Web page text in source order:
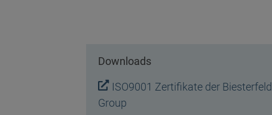
Downloads
ISO9001 Zertifikate der Biesterfeld
Group